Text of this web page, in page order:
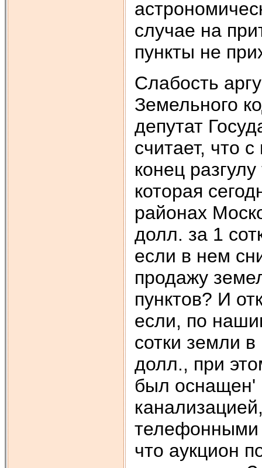
случае на
пункты не
Слабость
Земельного
депутат
считает, что
конец
которая
районах
долл. за 1
если в нем
продажу
пунктов? И
если, по
сотки земли
долл., при
был оснащен'
телефонными
что аукцион